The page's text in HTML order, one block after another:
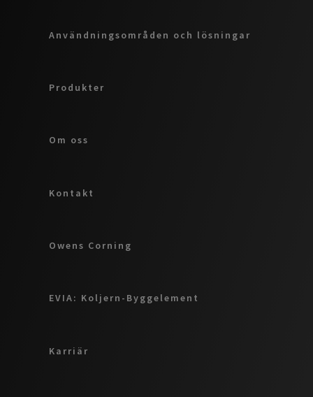
Användningsområden och lösningar
Produkter
Om oss
Kontakt
Owens Corning
EVIA: Koljern-Byggelement
Karriär